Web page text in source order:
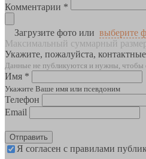
Комментарии *
Загрузите фото или выберите
Максимальный суммарный
Укажите, пожалуйста,
Данные не публикуются и нужны, чтобы
Имя *
Укажите Ваше имя или псевдоним
Телефон
Email
Отправить
Я согласен с правилами